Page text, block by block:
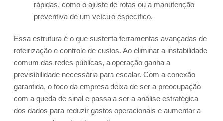
rápidas, como o ajuste de rotas ou a manutenção
preventiva de um veículo específico.
Essa estrutura é o que sustenta ferramentas avançadas de
roteirização e controle de custos. Ao eliminar a instabilidade
comum das redes públicas, a operação ganha a
previsibilidade necessária para escalar. Com a conexão
garantida, o foco da empresa deixa de ser a preocupação
com a queda de sinal e passa a ser a análise estratégica
dos dados para reduzir gastos operacionais e aumentar a